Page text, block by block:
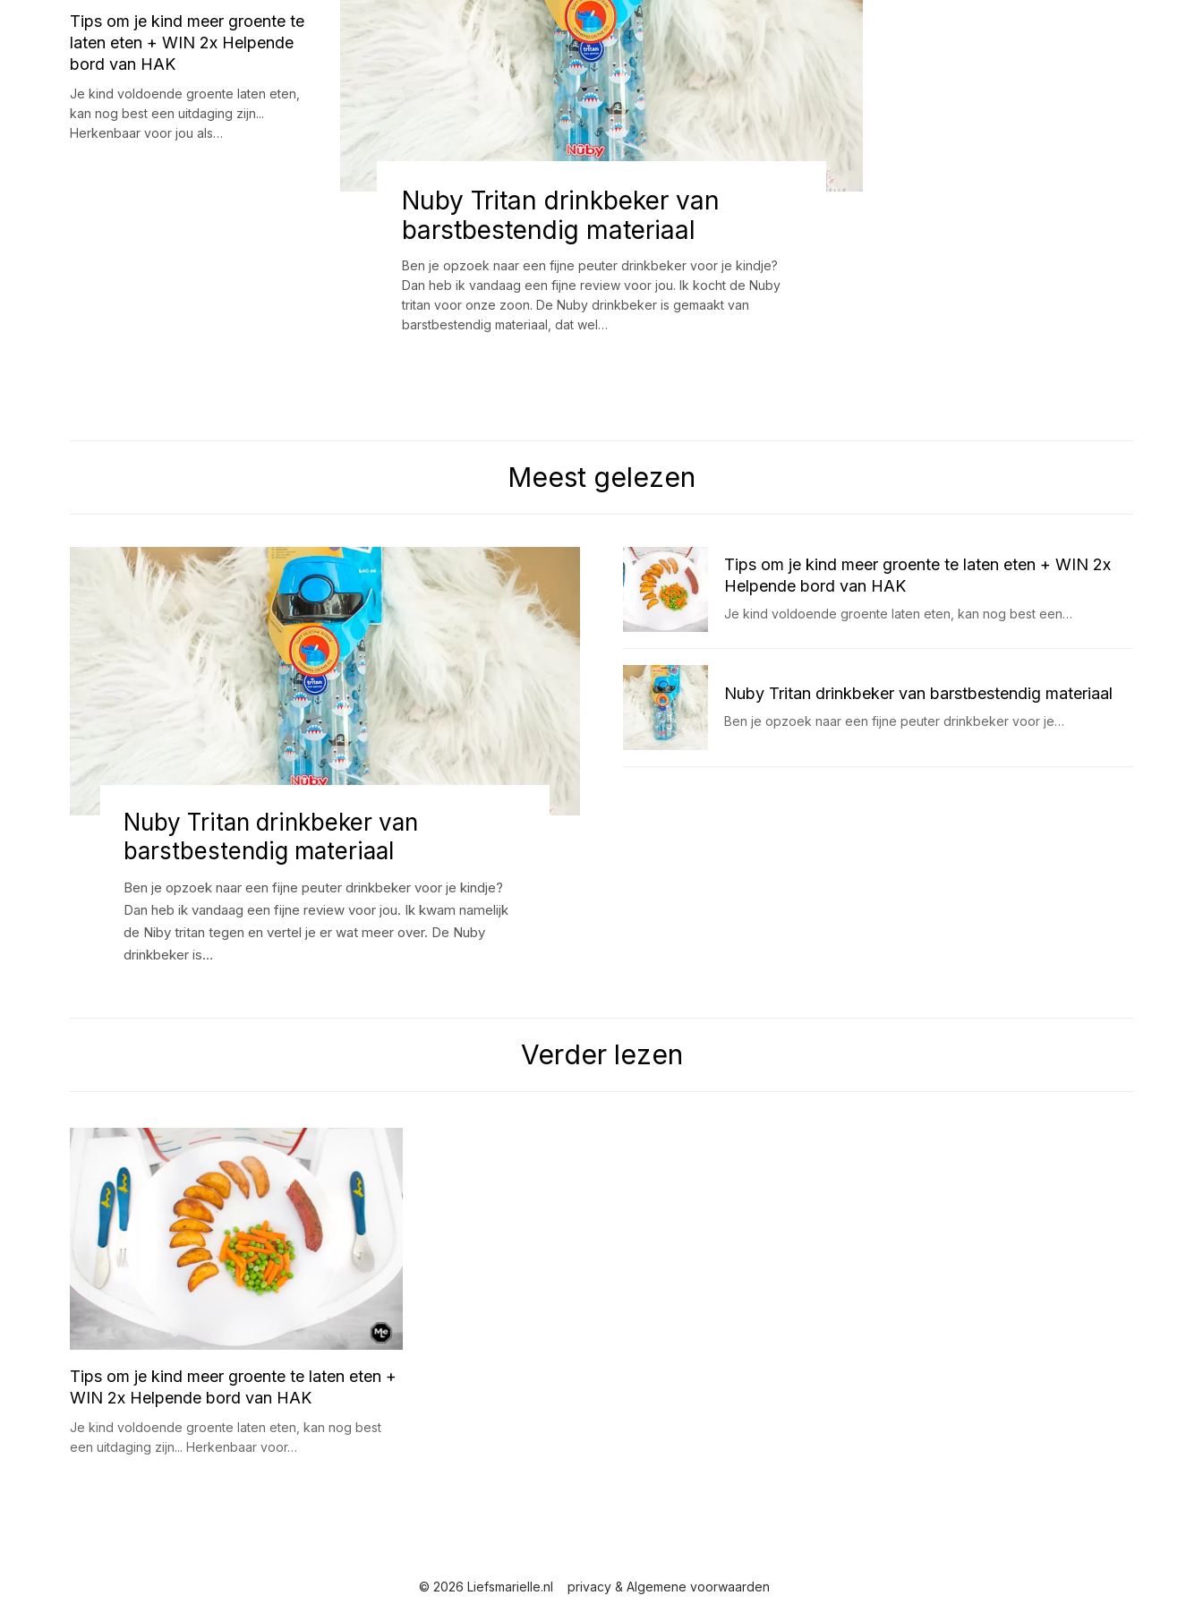
Tips om je kind meer groente te
laten eten + WIN 2x Helpende
bord van HAK
Je kind voldoende groente laten eten,
kan nog best een uitdaging zijn...
Herkenbaar voor jou als…
Nuby Tritan drinkbeker van
barstbestendig materiaal
Ben je opzoek naar een fijne peuter drinkbeker voor je kindje?
Dan heb ik vandaag een fijne review voor jou. Ik kocht de Nuby
tritan voor onze zoon. De Nuby drinkbeker is gemaakt van
barstbestendig materiaal, dat wel…
Meest gelezen
Nuby Tritan drinkbeker van
barstbestendig materiaal
Ben je opzoek naar een fijne peuter drinkbeker voor je kindje?
Dan heb ik vandaag een fijne review voor jou. Ik kwam namelijk
de Niby tritan tegen en vertel je er wat meer over. De Nuby
drinkbeker is…
Tips om je kind meer groente te laten eten + WIN 2x
Helpende bord van HAK
Je kind voldoende groente laten eten, kan nog best een…
Nuby Tritan drinkbeker van barstbestendig materiaal
Ben je opzoek naar een fijne peuter drinkbeker voor je…
Verder lezen
Tips om je kind meer groente te laten eten +
WIN 2x Helpende bord van HAK
Je kind voldoende groente laten eten, kan nog best
een uitdaging zijn... Herkenbaar voor…
© 2026 Liefsmarielle.nl privacy & Algemene voorwaarden